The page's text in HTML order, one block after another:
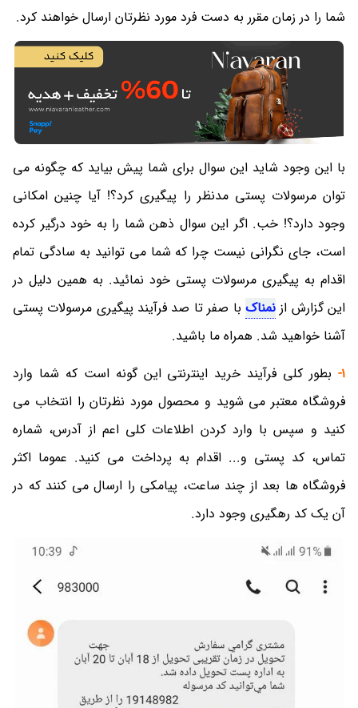
شما را در زمان مقرر به دست فرد مورد نظرتان ارسال خواهند کرد.
با این وجود شاید این سوال برای شما پیش بیاید که چگونه می
توان مرسولات پستی مدنظر را پیگیری کرد؟! آیا چنین امکانی
وجود دارد؟! خب. اگر این سوال ذهن شما را به خود درگیر کرده
است، جای نگرانی نیست چرا که شما می توانید به سادگی تمام
اقدام به پیگیری مرسولات پستی خود نمائید. به همین دلیل در
این گزارش ازنمناک با صفر تا صد فرآیند پیگیری مرسولات پستی
آشنا خواهید شد. همراه ما باشید.
1- بطور کلی فرآیند خرید اینترنتی این گونه است که شما وارد
فروشگاه معتبر می شوید و محصول مورد نظرتان را انتخاب می
کنید و سپس با وارد کردن اطلاعات کلی اعم از آدرس، شماره
تماس، کد پستی و... اقدام به پرداخت می کنید. عموما اکثر
فروشگاه ها بعد از چند ساعت، پیامکی را ارسال می کنند که در
آن یک کد رهگیری وجود دارد.